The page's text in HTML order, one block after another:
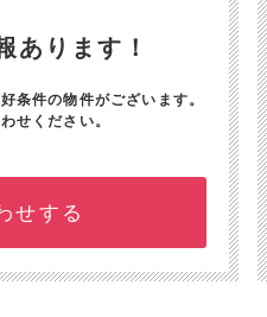
あります！
条件の物件がございます。
せください。
せする